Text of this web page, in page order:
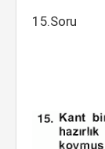
15.Soru